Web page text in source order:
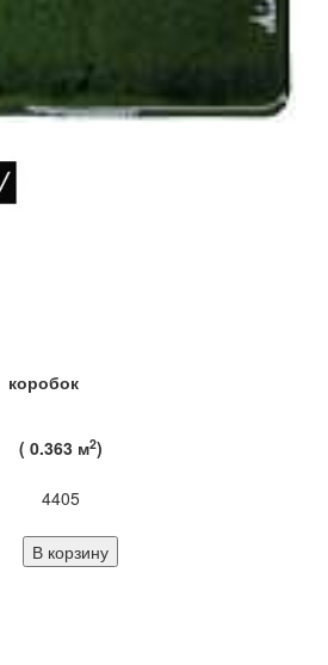
коробок
( 0.363 м2)
4405